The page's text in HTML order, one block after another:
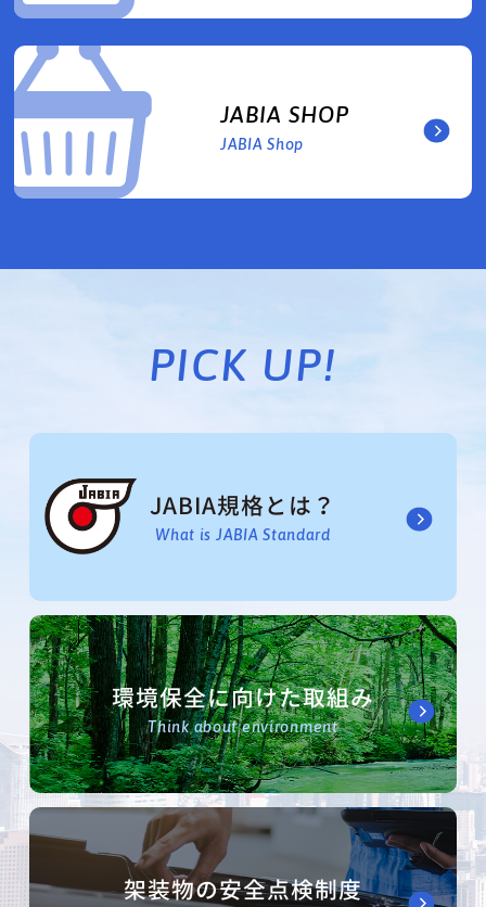
JABIA SHOP
JABIA Shop
PICK UP!
JABIA規格とは？
What is JABIA Standard
環境保全に向けた取組み
Think about environment
架装物の安全点検制度